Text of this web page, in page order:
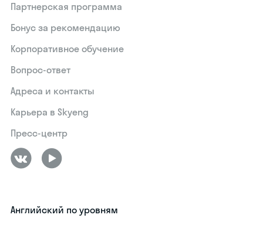
Партнерская программа
Бонус за рекомендацию
Корпоративное обучение
Вопрос-ответ
Адреса и контакты
Карьера в Skyeng
Пресс-центр
Английский по уровням